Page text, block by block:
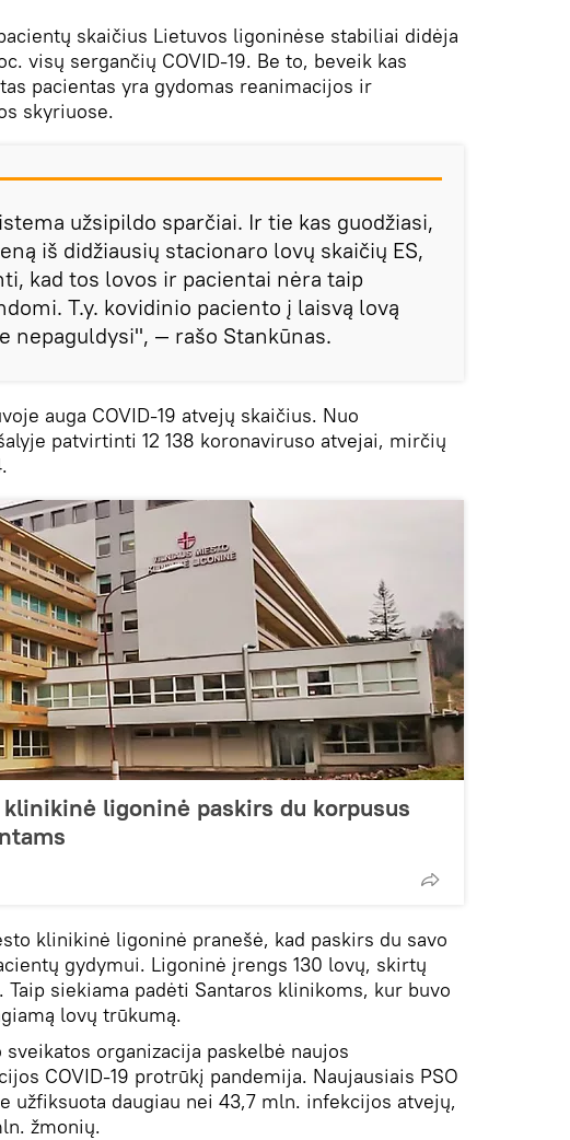
skaičius Lietuvos ligoninėse stabiliai didėja
visų sergančių COVID-19. Be to, beveik kas
pacientas yra gydomas reanimacijos ir
skyriuose.
užsipildo sparčiai. Ir tie kas guodžiasi,
iš didžiausių stacionaro lovų skaičių ES,
kad tos lovos ir pacientai nėra taip
T.y. kovidinio paciento į laisvą lovą
nepaguldysi", — rašo Stankūnas.
auga COVID-19 atvejų skaičius. Nuo
patvirtinti 12 138 koronaviruso atvejai, mirčių
ligoninė paskirs du korpusus
klinikinė ligoninė pranešė, kad paskirs du savo
gydymui. Ligoninė įrengs 130 lovų, skirtų
Taip siekiama padėti Santaros klinikoms, kur buvo
lovų trūkumą.
sveikatos organizacija paskelbė naujos
COVID-19 protrūkį pandemija. Naujausiais PSO
užfiksuota daugiau nei 43,7 mln. infekcijos atvejų,
žmonių.